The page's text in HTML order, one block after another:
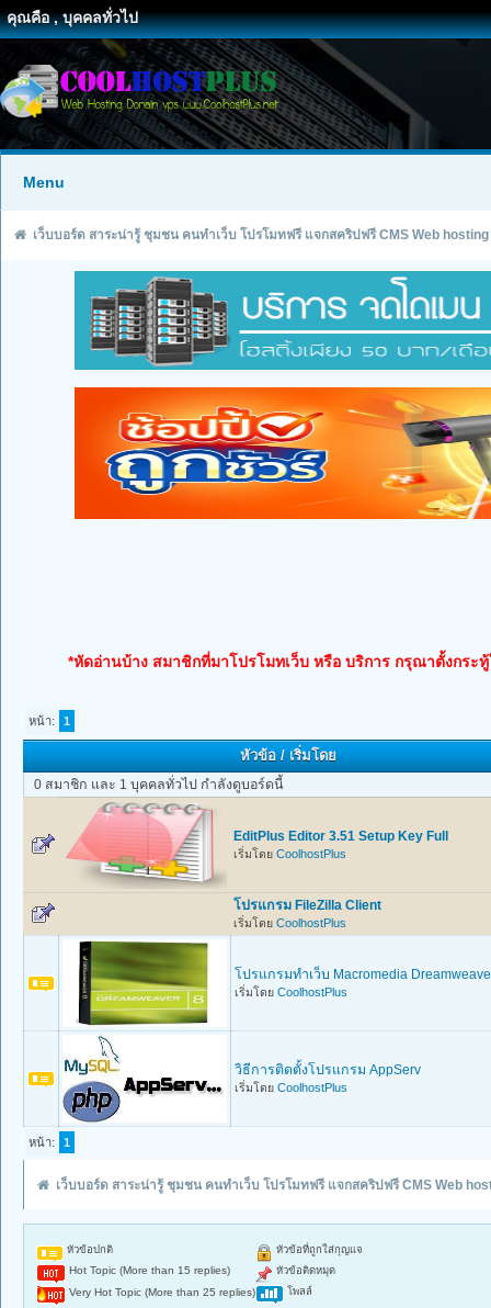
คุณคือ , บุคคลทั่วไป
Menu
เว็บบอร์ด สาระน่ารู้ ชุมชน คนทำเว็บ โปรโมทฟรี แจกสคริปฟรี CMS Web hosting
*หัดอ่านบ้าง สมาชิกที่มาโปรโมทเว็บ หรือ บริการ กรุณาตั้งกระ
หน้า: 1
หัวข้อ/เริ่มโดย
0 สมาชิก และ 1 บุคคลทั่วไป กำลังดูบอร์ดนี้
EditPlus Editor 3.51 Setup Key Full
เริ่มโดย CoolhostPlus
โปรแกรม FileZilla Client
เริ่มโดย CoolhostPlus
โปรแกรมทำเว็บ Macromedia
เริ่มโดย CoolhostPlus
วิธีการติดตั้งโปรแกรม AppServ
เริ่มโดย CoolhostPlus
หน้า: 1
เว็บบอร์ด สาระน่ารู้ ชุมชน คนทำเว็บ โปรโมทฟรี แจกสคริปฟรี CMS Web
หัวข้อปกติ
Hot Topic (More than 15 replies)
Very Hot Topic (More than 25 replies)
หัวข้อที่ถูกใส่กุญแจ
หัวข้อติดหมุด
โพลล์